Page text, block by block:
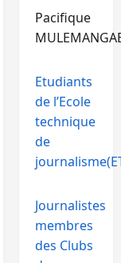
Pacifique
Etudiants
de l’Ecole
technique
de
Journalistes
membres
des Clubs